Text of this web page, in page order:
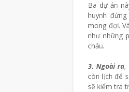
Ba dự án
huynh
mong đợi.
như những
cháu.
3. Ngoài ra,
còn lịch để
sẽ kiểm tra